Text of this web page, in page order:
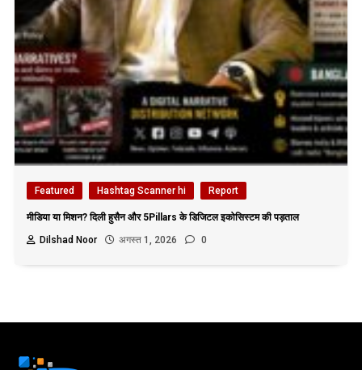
Featured Hashtag Scanner hi Report
मीडिया या मिशन? दिली हुसैन और 5Pillars के डिजिटल इकोसिस्टम की पड़ताल
Dilshad Noor
अगस्त 1, 2026 0